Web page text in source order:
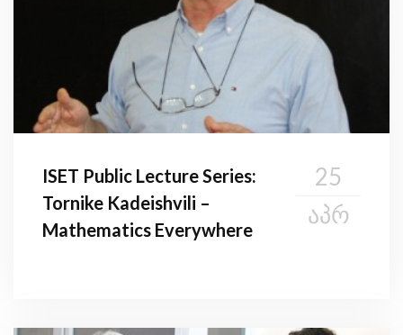
ISET Public Lecture Series:
Tornike Kadeishvili –
Mathematics Everywhere
25
ᲐᲞᲠ